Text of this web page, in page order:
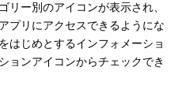
リー別のアイコンが表示され、
プリにアクセスできるようにな
はじめとするインフォメーショ
ョンアイコンからチェックでき